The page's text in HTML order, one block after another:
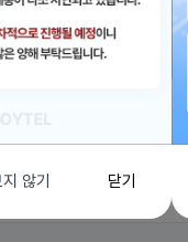
않기 닫기